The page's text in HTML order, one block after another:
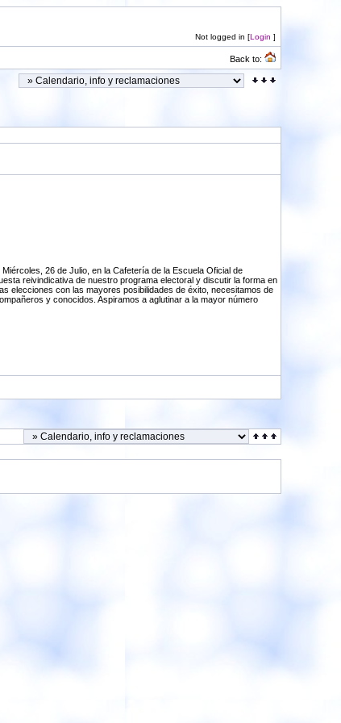
Not logged in [Login ]
Back to:
26 de Julio, en la Cafetería de la Escuela Oficial de
reivindicativa de nuestro programa electoral y discutir la forma en
elecciones con las mayores posibilidades de éxito, necesitamos de
y conocidos. Aspiramos a aglutinar a la mayor número